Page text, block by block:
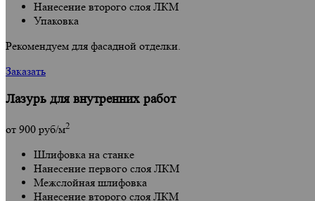
Нанесение второго слоя ЛКМ
Упаковка
Рекомендуем для фасадной отделки.
Заказать
Лазурь для внутренних работ
от 900 руб/м2
Шлифовка на станке
Нанесение первого слоя ЛКМ
Межслойная шлифовка
Нанесение второго слоя ЛКМ